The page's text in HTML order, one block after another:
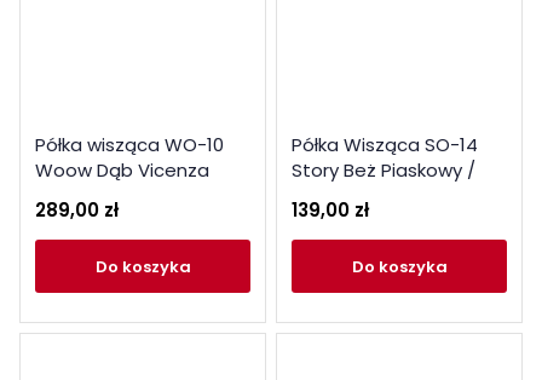
Półka wisząca WO-10
Woow Dąb Vicenza
289,00 zł
do koszyka
Półka Wisząca SO-14
Story Beż Piaskowy /
Lenart
139,00 zł
do koszyka